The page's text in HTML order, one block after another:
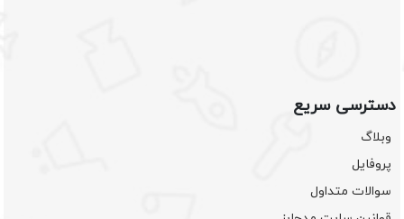
دسترسی سریع
وبلاگ
پروفایل
سوالات متداول